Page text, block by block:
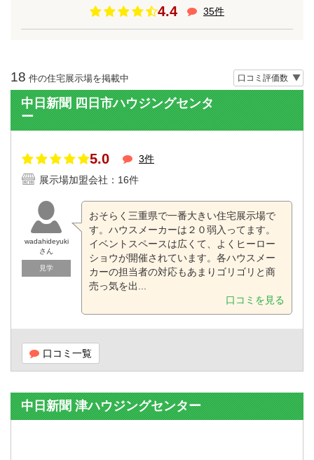
4.4 35件
18 件の住宅展示場を掲載中
中日新聞 四日市ハウジングセンタ
ー
5.0
3件
展示場加盟会社：16件
wadahideyuki
さん
見学
おそらく三重県で一番大きい住宅展示場で
す。ハウスメーカーは２０弱入ってます。
イベントスペースは広くて、よくヒーロー
ショウが開催されています。各ハウスメー
カーの担当者の対応もあまりゴリゴリと商
売っ気を出...
口コミを見る
口コミ一覧
中日新聞 津ハウジングセンター